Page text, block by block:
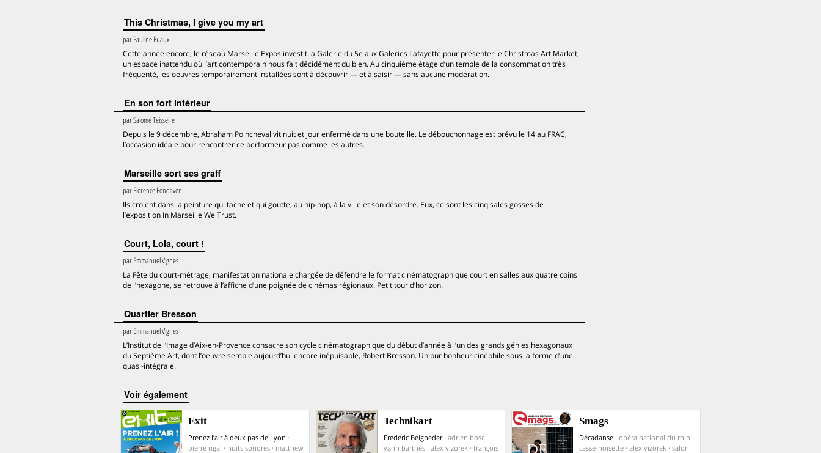
This Christmas, I give you my art
parPauline Puaux
Cette année encore, le réseau Marseille Expos investit la Galerie du 5e aux Galeries Lafayette pour présenter le Christmas Art Market,
un espace inattendu où l’art contemporain nous fait décidément du bien. Au cinquième étage d’un temple de la consommation très
fréquenté, les oeuvres temporairement installées sont à découvrir — et à saisir — sans aucune modération.
En son fort intérieur
parSalomé Teisseire
Depuis le 9 décembre, Abraham Poincheval vit nuit et jour enfermé dans une bouteille. Le débouchonnage est prévu le 14 au FRAC,
l’occasion idéale pour rencontrer ce performeur pas comme les autres.
Marseille sort ses graff
parFlorence Pondaven
Ils croient dans la peinture qui tache et qui goutte, au hip-hop, à la ville et son désordre. Eux, ce sont les cinq sales gosses de
l’exposition In Marseille We Trust.
Court, Lola, court !
parEmmanuel Vignes
La Fête du court-métrage, manifestation nationale chargée de défendre le format cinématographique court en salles aux quatre coins
de l’hexagone, se retrouve à l’affiche d’une poignée de cinémas régionaux. Petit tour d’horizon.
Quartier Bresson
parEmmanuel Vignes
L’Institut de l’Image d’Aix-en-Provence consacre son cycle cinématographique du début d’année à l’un des grands génies hexagonaux
du Septième Art, dont l’oeuvre semble aujourd’hui encore inépuisable, Robert Bresson. Un pur bonheur cinéphile sous la forme d’une
quasi-intégrale.
voir également
Exit
Prenez l’air à deux pas de Lyon ·
pierre rigal · nuits sonores · matthew
Technikart
Frédéric Beigbeder · adrien bosc ·
yann barthès · alex vizorek · françois
Smags
Décadanse · opéra national du rhin ·
casse-noisette · alex vizorek · salon